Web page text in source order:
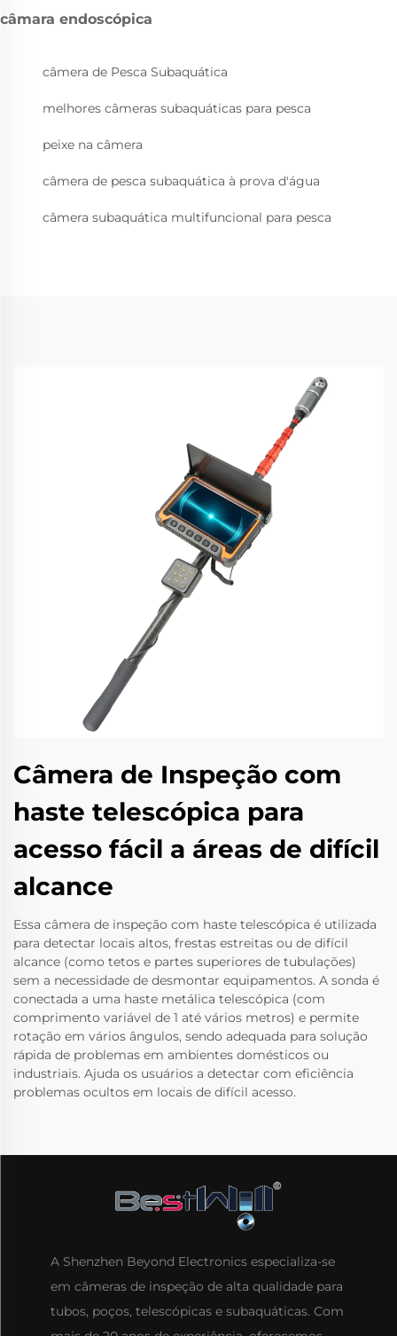
câmara endoscópica
câmera de Pesca Subaquática
melhores câmeras subaquáticas para pesca
peixe na câmera
câmera de pesca subaquática à prova d'água
câmera subaquática multifuncional para pesca
Câmera de Inspeção com
haste telescópica para
acesso fácil a áreas de difícil
alcance
Essa câmera de inspeção com haste telescópica é utilizada
para detectar locais altos, frestas estreitas ou de difícil
alcance (como tetos e partes superiores de tubulações)
sem a necessidade de desmontar equipamentos. A sonda é
conectada a uma haste metálica telescópica (com
comprimento variável de 1 até vários metros) e permite
rotação em vários ângulos, sendo adequada para solução
rápida de problemas em ambientes domésticos ou
industriais. Ajuda os usuários a detectar com eficiência
problemas ocultos em locais de difícil acesso.
A Shenzhen Beyond Electronics especializa-se
em câmeras de inspeção de alta qualidade para
tubos, poços, telescópicas e subaquáticas. Com